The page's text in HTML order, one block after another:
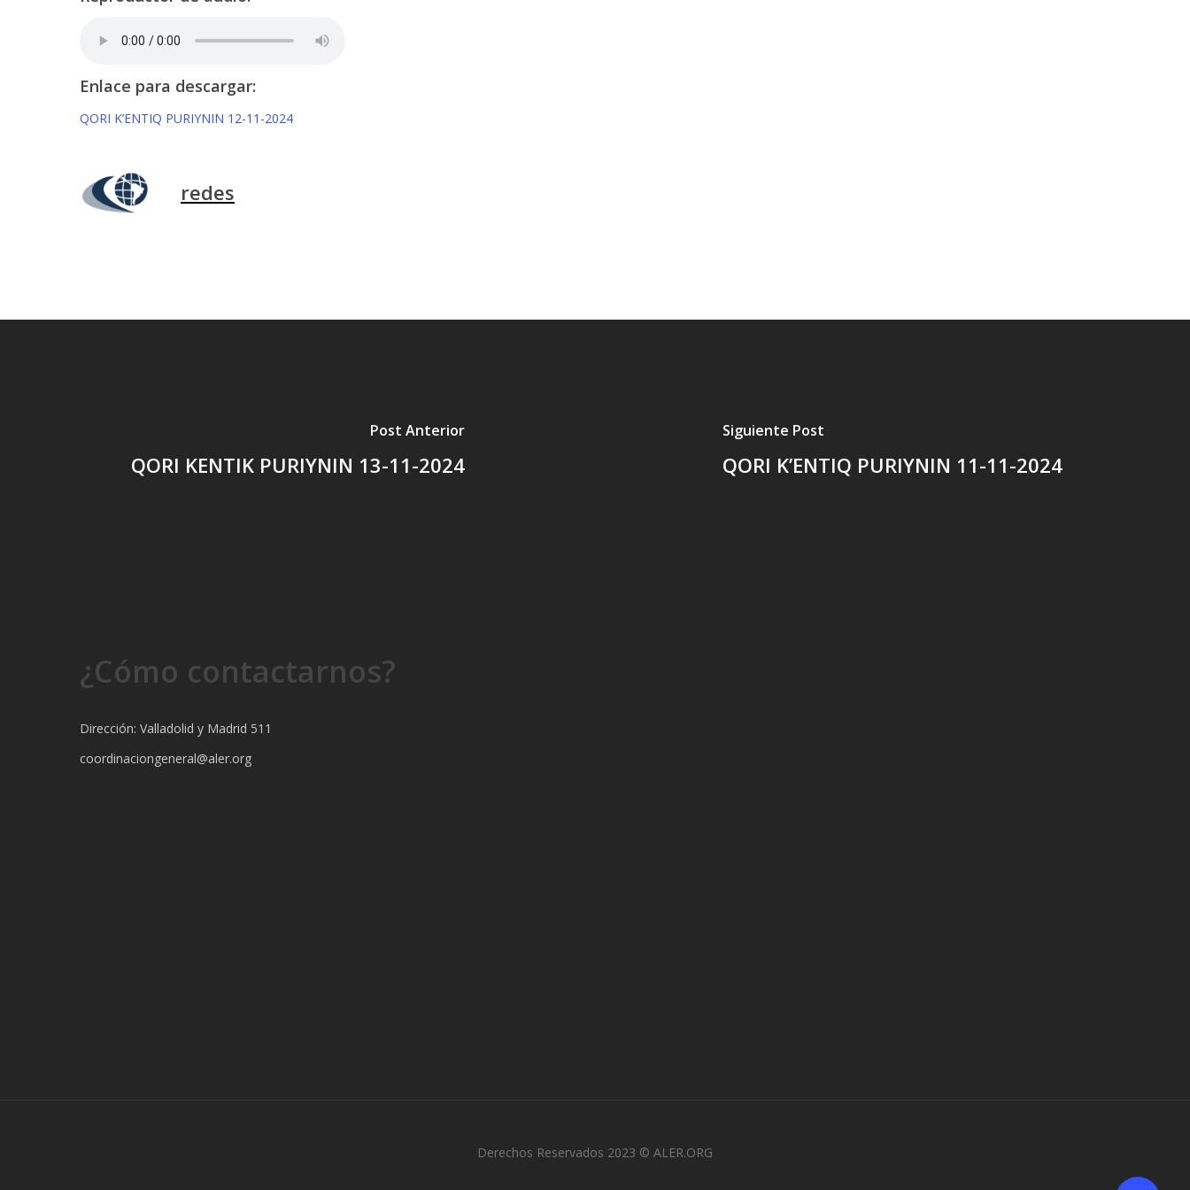
Enlace para descargar:
QORI K’ENTIQ PURIYNIN 12-11-2024
redes
Post Anterior
QORI KENTIK PURIYNIN 13-11-2024
Siguiente Post
QORI K’ENTIQ PURIYNIN 11-11-2024
¿Cómo contactarnos?
Dirección: Valladolid y Madrid 511
coordinaciongeneral@aler.org
Derechos Reservados 2023 © ALER.ORG